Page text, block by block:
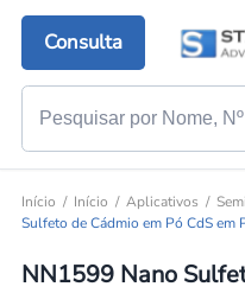
Consulta
Início Início Aplicativos
Sulfeto de Cádmio em Pó CdS em
NN1599 Nano